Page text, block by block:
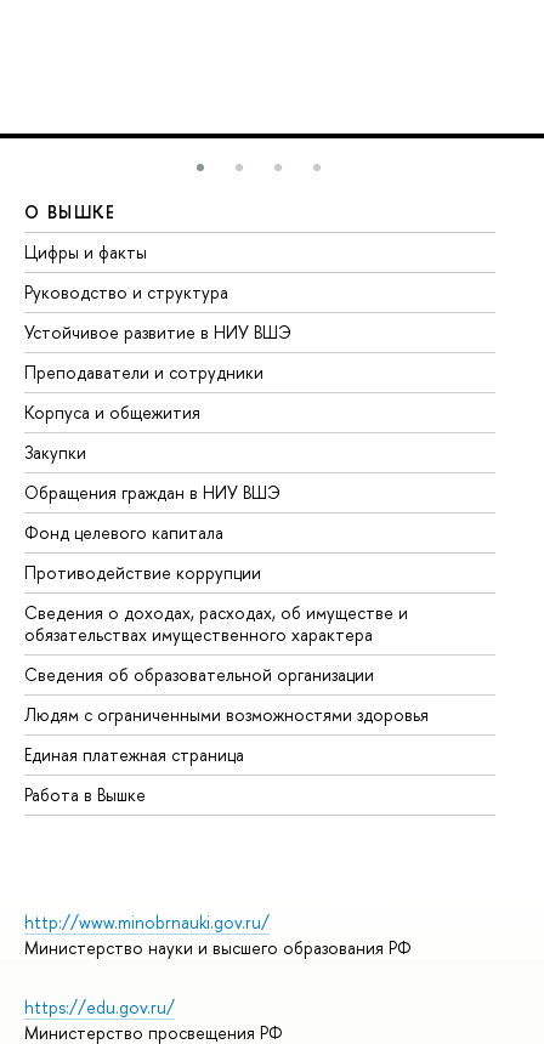
О ВЫШКЕ
Цифры и факты
Руководство и структура
Устойчивое развитие в НИУ ВШЭ
Преподаватели и сотрудники
Корпуса и общежития
Закупки
Обращения граждан в НИУ ВШЭ
Фонд целевого капитала
Противодействие коррупции
Сведения о доходах, расходах, об имуществе и
обязательствах имущественного характера
Сведения об образовательной организации
Людям с ограниченными возможностями здоровья
Единая платежная страница
Работа в Вышке
http://www.minobrnauki.gov.ru/
Министерство науки и высшего образования РФ
https://edu.gov.ru/
Министерство просвещения РФ